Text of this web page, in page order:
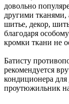
довольно
другими тканями,
шитье, декор,
благодаря
кромки ткани не
Батисту
рекомендуется
кондиционера для
проутюжильник